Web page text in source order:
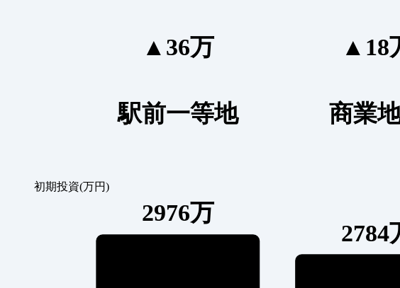
▲36万
駅前一等地
▲18
商業
初期投資(万円)
2976万
2784